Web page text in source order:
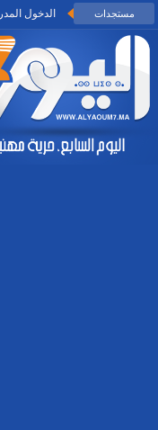
مستجدات الدخول